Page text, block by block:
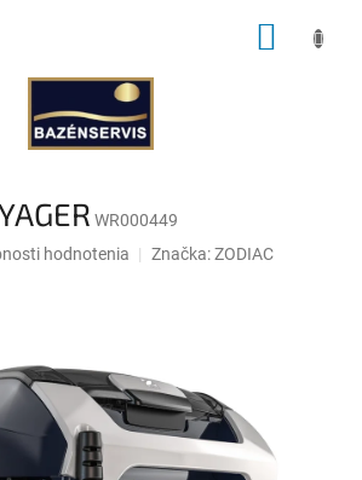
WR000449
hodnotenia Značka:ZODIAC